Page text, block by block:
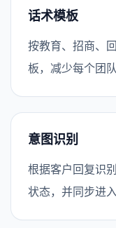
话术模板
按教育、招商、
板，减少每个团
意图识别
根据客户回复识
状态，并同步进